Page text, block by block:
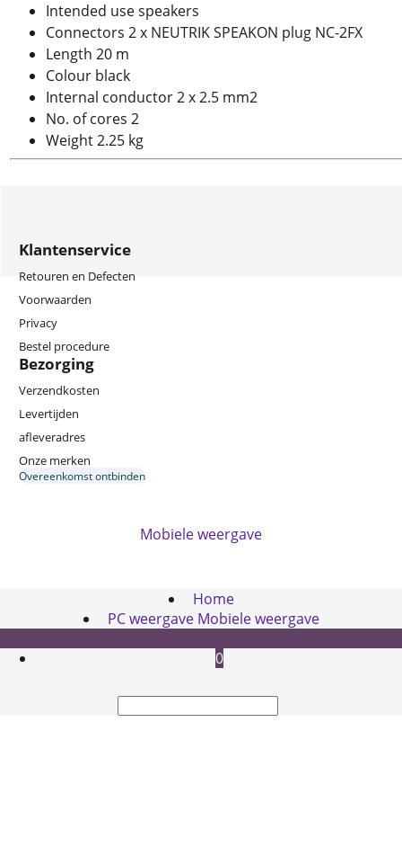
Intended use speakers
Connectors 2 x NEUTRIK SPEAKON plug NC-2FX
Length 20 m
Colour black
Internal conductor 2 x 2.5 mm2
No. of cores 2
Weight 2.25 kg
Klantenservice
Retouren en Defecten
Voorwaarden
Privacy
Bestel procedure
Bezorging
Verzendkosten
Levertijden
afleveradres
Onze merken
Overeenkomst ontbinden
Mobiele weergave
Home
PC weergave Mobiele weergave
0